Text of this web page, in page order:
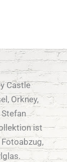
Castle
Orkney,
ist